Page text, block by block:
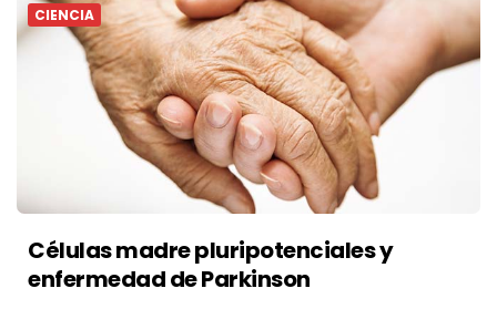
CIENCIA
Células madre pluripotenciales y
enfermedad de Parkinson